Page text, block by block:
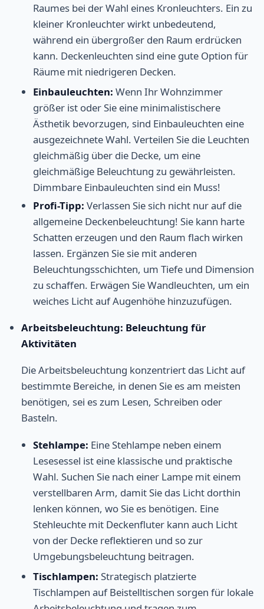
Raumes bei der Wahl eines Kronleuchters. Ein zu
kleiner Kronleuchter wirkt unbedeutend,
während ein übergroßer den Raum erdrücken
kann. Deckenleuchten sind eine gute Option für
Räume mit niedrigeren Decken.
Einbauleuchten: Wenn Ihr Wohnzimmer
größer ist oder Sie eine minimalistischere
Ästhetik bevorzugen, sind Einbauleuchten eine
ausgezeichnete Wahl. Verteilen Sie die Leuchten
gleichmäßig über die Decke, um eine
gleichmäßige Beleuchtung zu gewährleisten.
Dimmbare Einbauleuchten sind ein Muss!
Profi-Tipp: Verlassen Sie sich nicht nur auf die
allgemeine Deckenbeleuchtung! Sie kann harte
Schatten erzeugen und den Raum flach wirken
lassen. Ergänzen Sie sie mit anderen
Beleuchtungsschichten, um Tiefe und Dimension
zu schaffen. Erwägen Sie Wandleuchten, um ein
weiches Licht auf Augenhöhe hinzuzufügen.
Arbeitsbeleuchtung: Beleuchtung für
Aktivitäten
Die Arbeitsbeleuchtung konzentriert das Licht auf
bestimmte Bereiche, in denen Sie es am meisten
benötigen, sei es zum Lesen, Schreiben oder
Basteln.
Stehlampe: Eine Stehlampe neben einem
Lesesessel ist eine klassische und praktische
Wahl. Suchen Sie nach einer Lampe mit einem
verstellbaren Arm, damit Sie das Licht dorthin
lenken können, wo Sie es benötigen. Eine
Stehleuchte mit Deckenfluter kann auch Licht
von der Decke reflektieren und so zur
Umgebungsbeleuchtung beitragen.
Tischlampen: Strategisch platzierte
Tischlampen auf Beistelltischen sorgen für lokale